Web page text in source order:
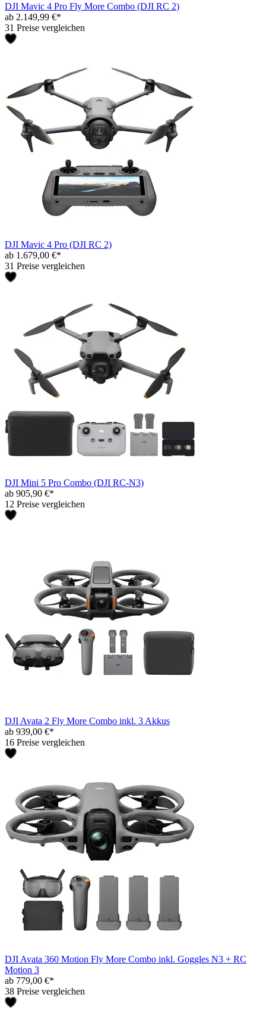
DJI Mavic 4 Pro Fly More Combo (DJI RC 2)
ab 2.149,99 €*
31 Preise vergleichen
DJI Mavic 4 Pro (DJI RC 2)
ab 1.679,00 €*
31 Preise vergleichen
DJI Mini 5 Pro Combo (DJI RC-N3)
ab 905,90 €*
12 Preise vergleichen
DJI Avata 2 Fly More Combo inkl. 3 Akkus
ab 939,00 €*
16 Preise vergleichen
DJI Avata 360 Motion Fly More Combo inkl. Goggles N3 + RC
Motion 3
ab 779,00 €*
38 Preise vergleichen